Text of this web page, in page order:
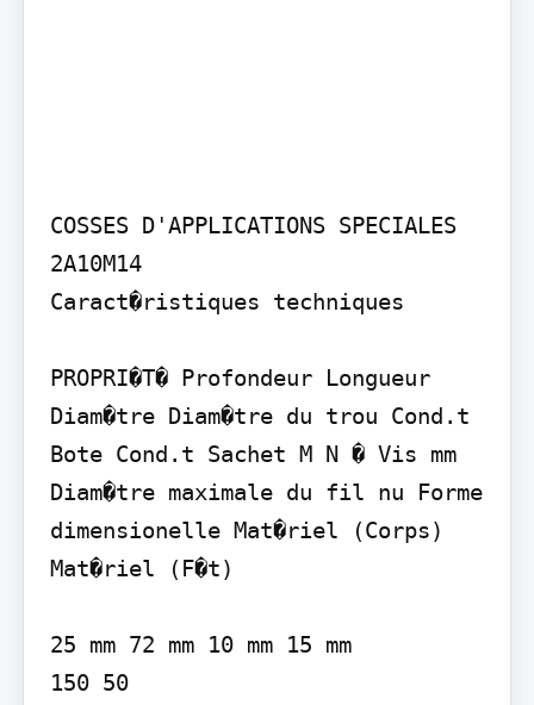
COSSES D'APPLICATIONS SPECIALES
2A10M14
Caract�ristiques techniques
PROPRI�T� Profondeur Longueur
Diam�tre Diam�tre du trou Cond.t
Bote Cond.t Sachet M N � Vis mm
Diam�tre maximale du fil nu Forme
dimensionelle Mat�riel (Corps)
Mat�riel (F�t)
25 mm 72 mm 10 mm 15 mm
150 50